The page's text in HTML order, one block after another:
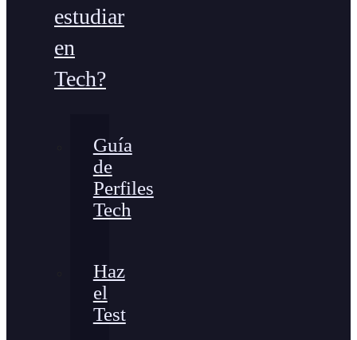
estudiar
en
Tech?
Guía
de
Perfiles
Tech
Haz
el
Test